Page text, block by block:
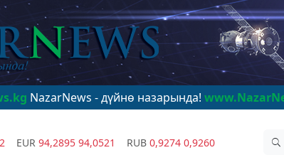
- дүйнө назарында!www.NazarNews.kg
EUR 94,2895 94,0521 RUB 0,9274 0,9260